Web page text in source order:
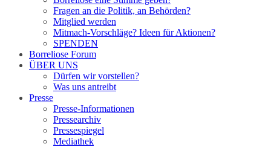
Fragen an die Politik, an Behörden?
Mitglied werden
Mitmach-Vorschläge? Ideen für Aktionen?
SPENDEN
Borreliose Forum
ÜBER UNS
Dürfen wir vorstellen?
Was uns antreibt
Presse
Presse-Informationen
Pressearchiv
Pressespiegel
Mediathek